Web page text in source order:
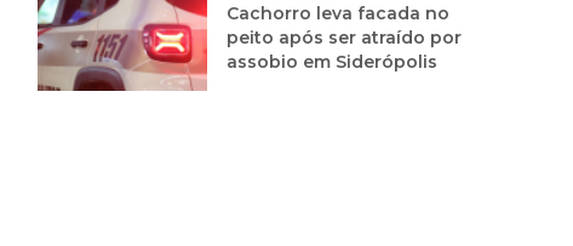
Cachorro leva facada no
peito após ser atraído por
assobio em Siderópolis